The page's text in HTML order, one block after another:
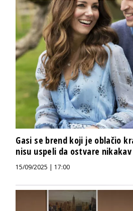
Gasi se brend koji je oblačio
nisu uspeli da ostvare
15/09/2025 | 17:00